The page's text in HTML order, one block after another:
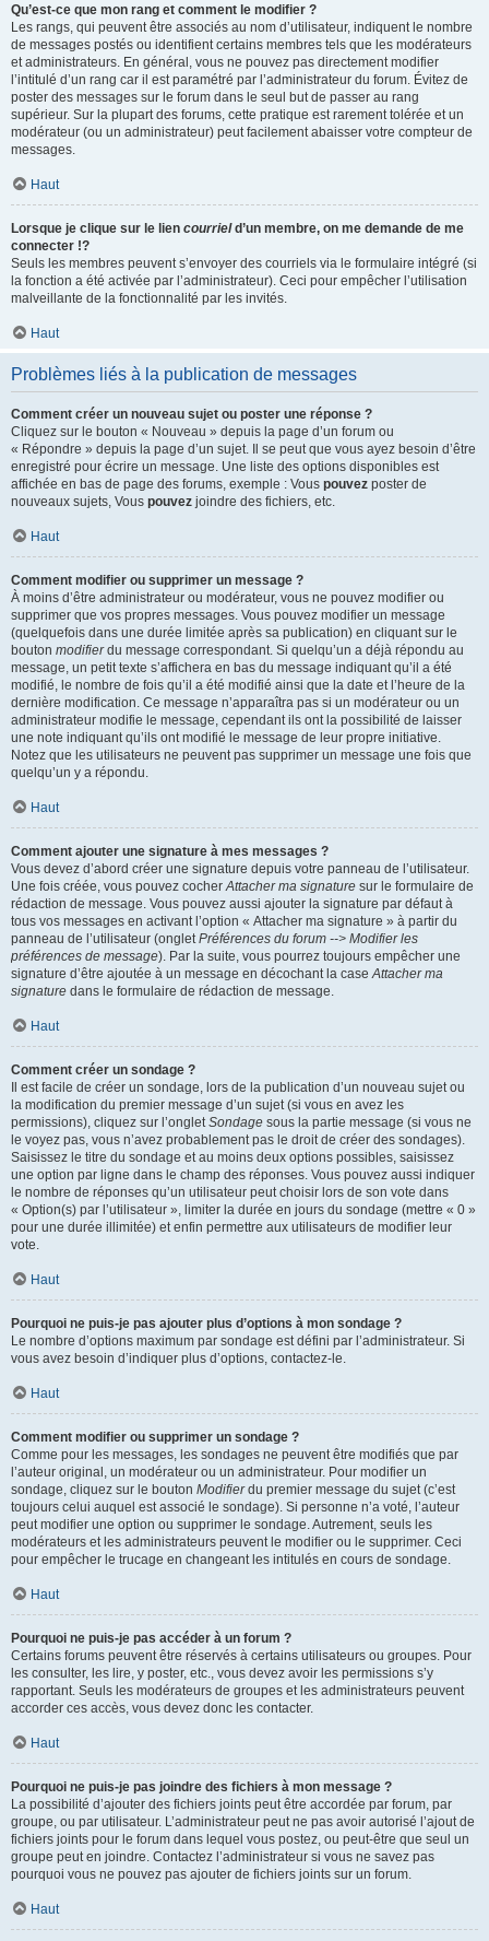
Qu’est-ce que mon rang et comment le modifier ?
Les rangs, qui peuvent être associés au nom d’utilisateur, indiquent le nombre
de messages postés ou identifient certains membres tels que les modérateurs
et administrateurs. En général, vous ne pouvez pas directement modifier
l’intitulé d’un rang car il est paramétré par l’administrateur du forum. Évitez de
poster des messages sur le forum dans le seul but de passer au rang
supérieur. Sur la plupart des forums, cette pratique est rarement tolérée et un
modérateur (ou un administrateur) peut facilement abaisser votre compteur de
messages.
Haut
Lorsque je clique sur le lien courrield’un membre, on me demande de me
connecter !?
Seuls les membres peuvent s’envoyer des courriels via le formulaire intégré (si
la fonction a été activée par l’administrateur). Ceci pour empêcher l’utilisation
malveillante de la fonctionnalité par les invités.
Haut
Problèmes liés à la publication de messages
Comment créer un nouveau sujet ou poster une réponse ?
Cliquez sur le bouton « Nouveau » depuis la page d’un forum ou
« Répondre » depuis la page d’un sujet. Il se peut que vous ayez besoin d’être
enregistré pour écrire un message. Une liste des options disponibles est
affichée en bas de page des forums, exemple : Vous pouvez poster de
nouveaux sujets, Vous pouvez joindre des fichiers, etc.
Haut
Comment modifier ou supprimer un message ?
À moins d’être administrateur ou modérateur, vous ne pouvez modifier ou
supprimer que vos propres messages. Vous pouvez modifier un message
(quelquefois dans une durée limitée après sa publication) en cliquant sur le
bouton modifierdu message correspondant. Si quelqu’un a déjà répondu au
message, un petit texte s’affichera en bas du message indiquant qu’il a été
modifié, le nombre de fois qu’il a été modifié ainsi que la date et l’heure de la
dernière modification. Ce message n’apparaîtra pas si un modérateur ou un
administrateur modifie le message, cependant ils ont la possibilité de laisser
une note indiquant qu’ils ont modifié le message de leur propre initiative.
Notez que les utilisateurs ne peuvent pas supprimer un message une fois que
quelqu’un y a répondu.
Haut
Comment ajouter une signature à mes messages ?
Vous devez d’abord créer une signature depuis votre panneau de l’utilisateur.
Une fois créée, vous pouvez cocherAttacher ma signature sur le formulaire de
rédaction de message. Vous pouvez aussi ajouter la signature par défaut à
tous vos messages en activant l’option « Attacher ma signature » à partir du
panneau de l’utilisateur (ongletPréférences du forum --> Modifier les
préférences de message). Par la suite, vous pourrez toujours empêcher une
signature d’être ajoutée à un message en décochant la caseAttacher ma
signature dans le formulaire de rédaction de message.
Haut
Comment créer un sondage ?
Il est facile de créer un sondage, lors de la publication d’un nouveau sujet ou
la modification du premier message d’un sujet (si vous en avez les
permissions), cliquez sur l’ongletSondage sous la partie message (si vous ne
le voyez pas, vous n’avez probablement pas le droit de créer des sondages).
Saisissez le titre du sondage et au moins deux options possibles, saisissez
une option par ligne dans le champ des réponses. Vous pouvez aussi indiquer
le nombre de réponses qu’un utilisateur peut choisir lors de son vote dans
« Option(s) par l’utilisateur », limiter la durée en jours du sondage (mettre « 0 »
pour une durée illimitée) et enfin permettre aux utilisateurs de modifier leur
vote.
Haut
Pourquoi ne puis-je pas ajouter plus d’options à mon sondage ?
Le nombre d’options maximum par sondage est défini par l’administrateur. Si
vous avez besoin d’indiquer plus d’options, contactez-le.
Haut
Comment modifier ou supprimer un sondage ?
Comme pour les messages, les sondages ne peuvent être modifiés que par
l’auteur original, un modérateur ou un administrateur. Pour modifier un
sondage, cliquez sur le bouton Modifierdu premier message du sujet (c’est
toujours celui auquel est associé le sondage). Si personne n’a voté, l’auteur
peut modifier une option ou supprimer le sondage. Autrement, seuls les
modérateurs et les administrateurs peuvent le modifier ou le supprimer. Ceci
pour empêcher le trucage en changeant les intitulés en cours de sondage.
Haut
Pourquoi ne puis-je pas accéder à un forum ?
Certains forums peuvent être réservés à certains utilisateurs ou groupes. Pour
les consulter, les lire, y poster, etc., vous devez avoir les permissions s’y
rapportant. Seuls les modérateurs de groupes et les administrateurs peuvent
accorder ces accès, vous devez donc les contacter.
Haut
Pourquoi ne puis-je pas joindre des fichiers à mon message ?
La possibilité d’ajouter des fichiers joints peut être accordée par forum, par
groupe, ou par utilisateur. L’administrateur peut ne pas avoir autorisé l’ajout de
fichiers joints pour le forum dans lequel vous postez, ou peut-être que seul un
groupe peut en joindre. Contactez l’administrateur si vous ne savez pas
pourquoi vous ne pouvez pas ajouter de fichiers joints sur un forum.
Haut